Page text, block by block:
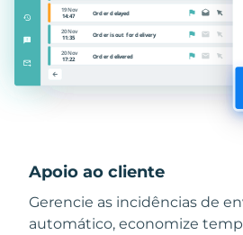
Apoio ao cliente
Gerencie as incidências de
automático, economize